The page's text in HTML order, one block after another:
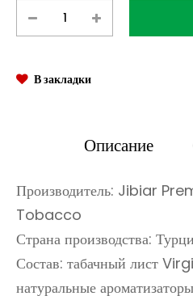
В закладки
Описание
Производитель: Jibiar
Tobacco
Страна производства:
Состав: табачный лист
натуральные ароматизаторы